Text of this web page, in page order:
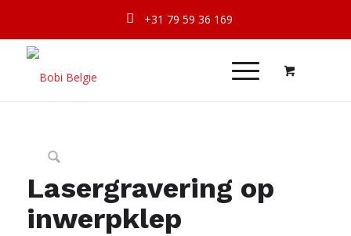
+31 79 59 36 169
Lasergravering op
inwerpklep